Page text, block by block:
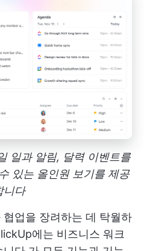
일과 알림, 달력 이벤트를
있는 올인원 보기를 제공
니다
업을 장려하는 데 탁월하
에는 비즈니스 워크